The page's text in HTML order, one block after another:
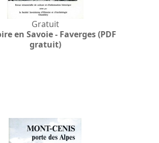
Gratuit
en Savoie - Faverges (PDF
gratuit)